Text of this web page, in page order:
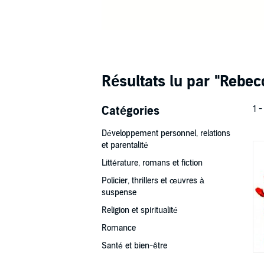
Résultats lu par
Catégories
Développement personnel, relations
et parentalité
Littérature, romans et fiction
Policier, thrillers et œuvres à
suspense
Religion et spiritualité
Romance
Santé et bien-être
1 -